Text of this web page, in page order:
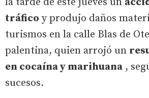
tráfico y produjo daños
turismos en la calle Blas de
palentina, quien arrojó un
en cocaína y marihuana ,
sucesos.